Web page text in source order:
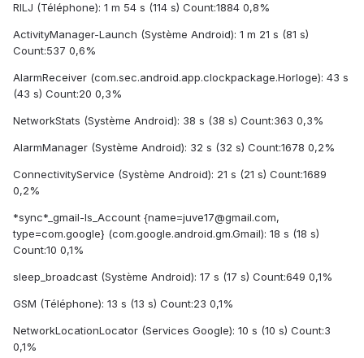
RILJ (Téléphone): 1 m 54 s (114 s) Count:1884 0,8%
ActivityManager-Launch (Système Android): 1 m 21 s (81 s)
Count:537 0,6%
AlarmReceiver (com.sec.android.app.clockpackage.Horloge): 43 s
(43 s) Count:20 0,3%
NetworkStats (Système Android): 38 s (38 s) Count:363 0,3%
AlarmManager (Système Android): 32 s (32 s) Count:1678 0,2%
ConnectivityService (Système Android): 21 s (21 s) Count:1689
0,2%
*sync*_gmail-ls_Account {name=juve17@gmail.com,
type=com.google} (com.google.android.gm.Gmail): 18 s (18 s)
Count:10 0,1%
sleep_broadcast (Système Android): 17 s (17 s) Count:649 0,1%
GSM (Téléphone): 13 s (13 s) Count:23 0,1%
NetworkLocationLocator (Services Google): 10 s (10 s) Count:3
0,1%